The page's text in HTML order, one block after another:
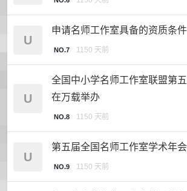
U
申请名师工作室具备的资质条件
NO.7 1150 天前
U
全国中小学名师工作室联盟第
在万载举办
NO.8 1150 天前
U
第五届全国名师工作室学术年会
NO.9 1150 天前